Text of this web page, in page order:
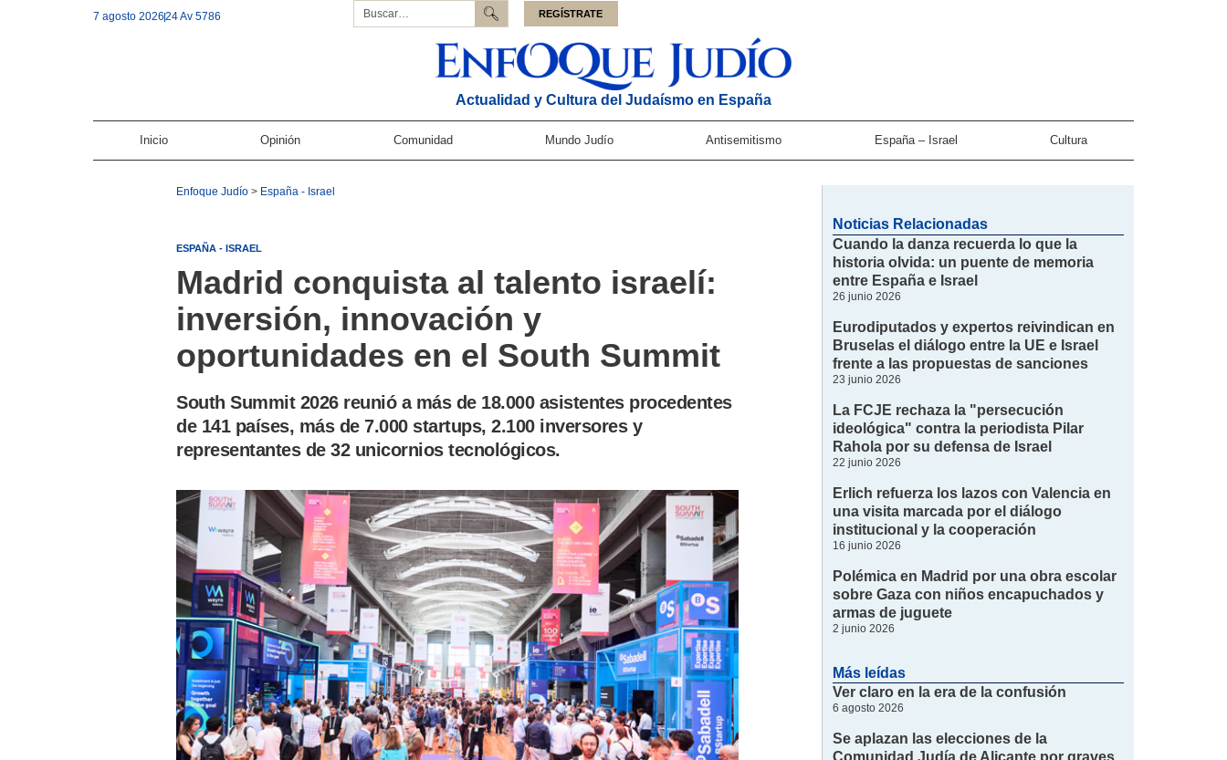
7 agosto 202624 Av 5786 REGÍSTRATE
Actualidad y Cultura del Judaísmo en España
Inicio Opinión Comunidad Mundo Judío Antisemitismo España – Israel Cultura
Enfoque Judío > España - Israel
ESPAÑA - ISRAEL
Madrid conquista al talento israelí:
inversión, innovación y
oportunidades en el South Summit
South Summit 2026 reunió a más de 18.000 asistentes procedentes
de 141 países, más de 7.000 startups, 2.100 inversores y
representantes de 32 unicornios tecnológicos.
Noticias Relacionadas
Cuando la danza recuerda lo que la
historia olvida: un puente de memoria
entre España e Israel
26 junio 2026
Eurodiputados y expertos reivindican en
Bruselas el diálogo entre la UE e Israel
frente a las propuestas de sanciones
23 junio 2026
La FCJE rechaza la "persecución
ideológica" contra la periodista Pilar
Rahola por su defensa de Israel
22 junio 2026
Erlich refuerza los lazos con Valencia en
una visita marcada por el diálogo
institucional y la cooperación
16 junio 2026
Polémica en Madrid por una obra escolar
sobre Gaza con niños encapuchados y
armas de juguete
2 junio 2026
Más leídas
Ver claro en la era de la confusión
6 agosto 2026
Se aplazan las elecciones de la